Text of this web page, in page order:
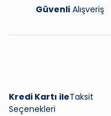
Güvenli Alışveriş
Kredi Kartı ileTaksit
Seçenekleri